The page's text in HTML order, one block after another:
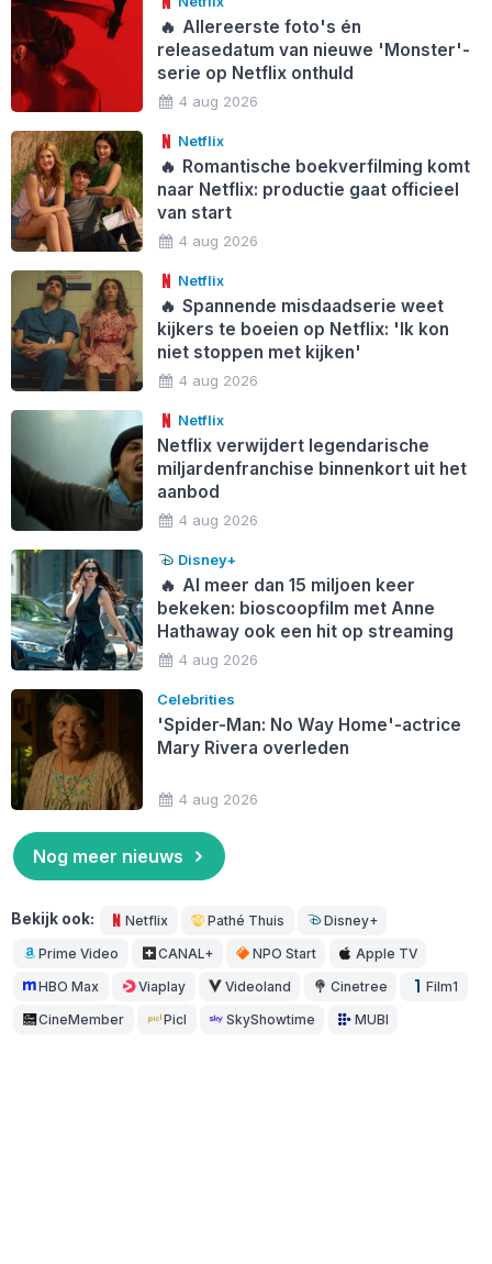
🔥 Allereerste foto's én
releasedatum van nieuwe 'Monster'-
serie op Netflix onthuld
4 aug 2026
Netflix
🔥 Romantische boekverfilming komt
naar Netflix: productie gaat officieel
van start
4 aug 2026
Netflix
🔥 Spannende misdaadserie weet
kijkers te boeien op Netflix: 'Ik kon
niet stoppen met kijken'
4 aug 2026
Netflix
Netflix verwijdert legendarische
miljardenfranchise binnenkort uit het
aanbod
4 aug 2026
Disney+
🔥 Al meer dan 15 miljoen keer
bekeken: bioscoopfilm met Anne
Hathaway ook een hit op streaming
4 aug 2026
Celebrities
'Spider-Man: No Way Home'-actrice
Mary Rivera overleden
4 aug 2026
Nog meer nieuws
Bekijk ook: Netflix Pathé Thuis Disney+
Prime Video CANAL+ NPO Start Apple TV
HBO Max Viaplay Videoland Cinetree Film1
CineMember Picl SkyShowtime MUBI